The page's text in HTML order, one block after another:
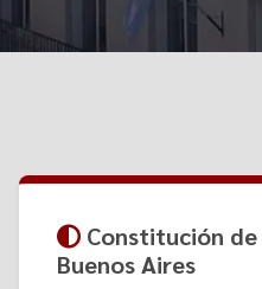
Acceso a la
Pedido de Acceso a la
Tenés Derechos
Nuestros Co-creadores
Programa Educación en
Contacto
Constitución
Buenos Aires